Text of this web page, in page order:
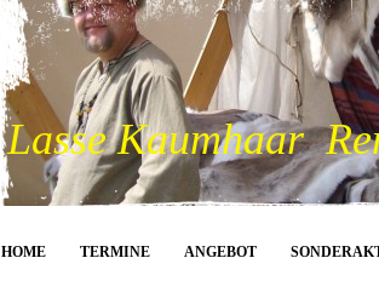
Lasse Kaumhaar
HOME TERMINE ANGEBOT